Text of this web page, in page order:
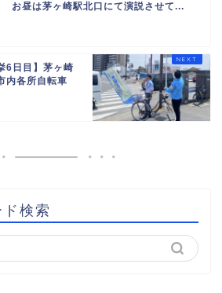
お昼は茅ヶ崎駅北口にて演説させて...
6日目】茅ヶ崎
内各所自転車
検索